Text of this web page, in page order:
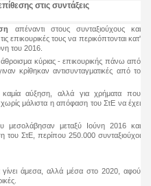
στις συντάξεις
απέναντι στους συνταξιούχους και
επικουρικές τους να περικόπτονται κατ'
του 2016.
άθροισμα κύριας - επικουρικής πάνω από
κρίθηκαν αντισυνταγματικές από το
αύξηση, αλλά για χρήματα που
χωρίς μάλιστα η απόφαση του ΣτΕ να έχει
μεσολάβησαν μεταξύ Ιούνη 2016 και
ΣτΕ, περίπου 250.000 συνταξιούχοι
άμεσα, αλλά μέσα στο 2020, αφού